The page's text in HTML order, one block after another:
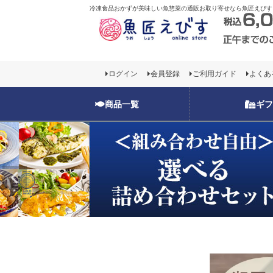
冷凍食品おかずが美味しい魚惣菜の通販お取り寄せなら魚匠えびす
ログイン 会員登録 ご利用ガイド よく
お一人様1回限りの
お一人様1回限りの
商品一覧 ギ